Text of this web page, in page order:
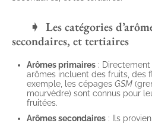
Les catégories
secondaires, et tertiaires
Arômes primaires :
arômes incluent des fruits, des
exemple, les cépages GSM
mourvèdre) sont connus pour
fruitées.
Arômes secondaires : Ils